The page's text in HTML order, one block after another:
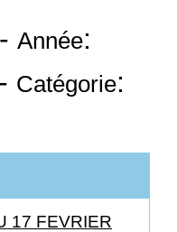
Année:
- Catégorie:
17 FEVRIER